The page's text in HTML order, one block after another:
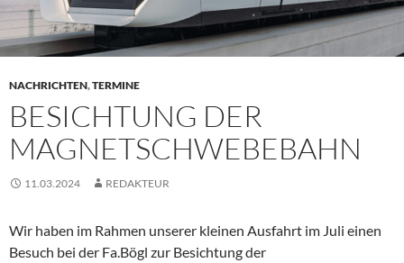
NACHRICHTEN,TERMINE
BESICHTUNG DER
MAGNETSCHWEBEBAHN
11.03.2024 REDAKTEUR
Wir haben im Rahmen unserer kleinen Ausfahrt im Juli einen
Besuch bei der Fa.Bögl zur Besichtung der